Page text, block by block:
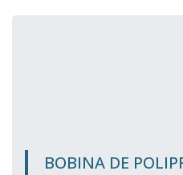
BOBINA DE